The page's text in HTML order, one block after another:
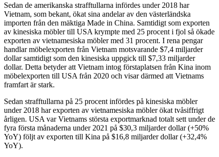
Sedan de amerikanska strafftullarna infördes under 2018 har
Vietnam, som bekant, ökat sina andelar av den västerländska
importen från den mäktiga Made in China. Samtidigt som exporten
av kinesiska möbler till USA krympte med 25 procent i fjol så ökade
exporten av vietnamesiska möbler med 31 procent. I rena pengar
handlar möbelexporten från Vietnam motsvarande $7,4 miljarder
dollar samtidigt som den kinesiska uppgick till $7,33 miljarder
dollar. Detta betyder att Vietnam intog förstaplatsen från Kina inom
möbelexporten till USA från 2020 och visar därmed att Vietnams
framfart är stark.
Sedan strafftullarna på 25 procent infördes på kinesiska möbler
under 2018 har exporten av vietnamesiska möbler ökat tvåsiffrigt
årligen. USA var Vietnams största exportmarknad totalt sett under de
fyra första månaderna under 2021 på $30,3 miljarder dollar (+50%
YoY) följt av exporten till Kina på $16,8 miljarder dollar (+32,4%
YoY).